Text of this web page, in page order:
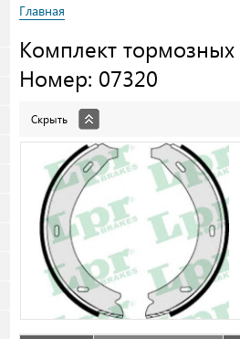
Главная
Комплект
Номер: 07320
Скрыть